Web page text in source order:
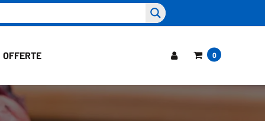
OFFERTE 0